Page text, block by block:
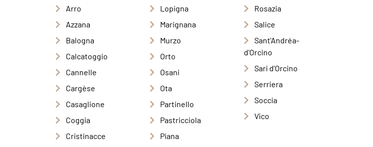
Arro
Azzana
Balogna
Calcatoggio
Cannelle
Cargèse
Casaglione
Coggia
Cristinacce
Lopigna
Marignana
Murzo
Orto
Osani
Ota
Partinello
Pastricciola
Piana
Rosazia
Salice
Sant'Andréa-
d'Orcino
Sari d'Orcino
Serriera
Soccia
Vico